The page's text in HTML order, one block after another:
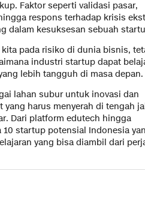
Faktor seperti validasi pasar,
respons terhadap krisis
dalam kesuksesan sebuah
pada risiko di dunia bisnis,
industri startup dapat
lebih tangguh di masa depan.
lahan subur untuk inovasi dan
harus menyerah di tengah
Dari platform edutech hingga
startup potensial Indonesia
yang bisa diambil dari